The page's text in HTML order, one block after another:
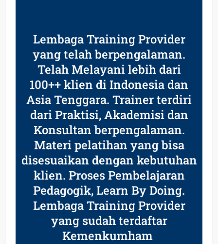
Lembaga Training Provider
yang telah berpengalaman.
Telah Melayani lebih dari
100++ klien di Indonesia dan
Asia Tenggara. Trainer terdiri
dari Praktisi, Akademisi dan
Konsultan berpengalaman.
Materi pelatihan yang bisa
disesuaikan dengan kebutuhan
klien. Proses Pembelajaran
Pedagogik, Learn By Doing.
Lembaga Training Provider
yang sudah terdaftar
Kemenkumham